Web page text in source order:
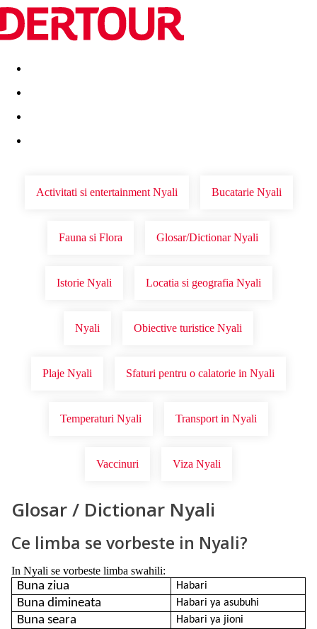
Destinatii Vacanta perfecta OFERTE DE NERATAT
Activitati si entertainment Nyali Bucatarie Nyali
Fauna si Flora Glosar/Dictionar Nyali
Istorie Nyali Locatia si geografia Nyali
Nyali Obiective turistice Nyali
Plaje Nyali Sfaturi pentru o calatorie in Nyali
Temperaturi Nyali Transport in Nyali
Vaccinuri Viza Nyali
Glosar / Dictionar Nyali
Ce limba se vorbeste in Nyali?
In Nyali se vorbeste limba swahili:
Buna ziua Habari
Buna dimineata Habari ya asubuhi
Buna seara Habari ya jioni